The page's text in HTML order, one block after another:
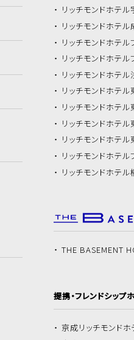
リッチモンドホテル
リッチモンドホテル
リッチモンドホテル
リッチモンドホテル
リッチモンドホテル
リッチモンドホテル
リッチモンドホテル
リッチモンドホテル
リッチモンドホテル
リッチモンドホテル
リッチモンドホテル
THE BASEMENT
提携・フレンドシップ
京成リッチモンド